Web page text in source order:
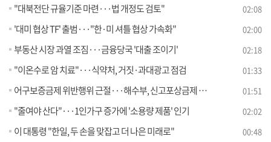
"대북전단 규율기준 마련···법 개정도 검토" 02:08
'대미 협상 TF' 출범···"한·미 셔틀 협상 가속화" 02:00
부동산 시장 과열 조짐···금융당국 '대출 조이기' 02:18
"이온수로 암 치료"···식약처, 거짓·과대광고 점검 01:33
어구보증금제 위반행위 근절···해수부, 신고포상금제 운영 01:51
"줄여야 산다"···1인가구 증가에 '소용량 제품' 인기 02:02
이 대통령 "한일, 두 손을 맞잡고 더 나은 미래로" 00:48